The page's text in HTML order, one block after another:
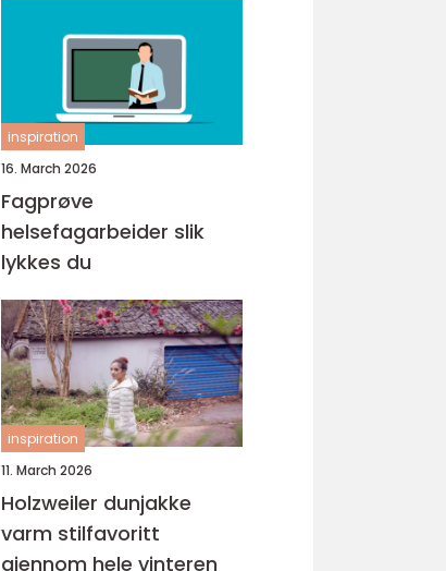
inspiration
16. March 2026
Fagprøve
helsefagarbeider slik
lykkes du
inspiration
11. March 2026
Holzweiler dunjakke
varm stilfavoritt
gjennom hele vinteren